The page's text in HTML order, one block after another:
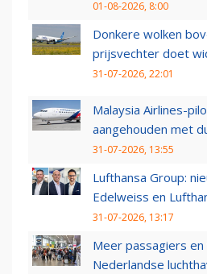
01-08-2026, 8:00
Donkere wolken
prijsvechter doet
31-07-2026, 22:01
Malaysia Airlines-
aangehouden met
31-07-2026, 13:55
Lufthansa Group:
Edelweiss en
31-07-2026, 13:17
Meer passagiers
Nederlandse